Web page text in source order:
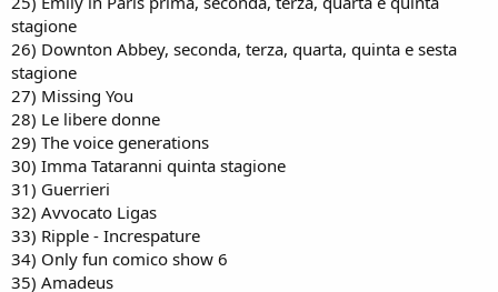
stagione
26) Downton Abbey, seconda, terza, quarta, quinta e sesta
stagione
27) Missing You
28) Le libere donne
29) The voice generations
30) Imma Tataranni quinta stagione
31) Guerrieri
32) Avvocato Ligas
33) Ripple - Increspature
34) Only fun comico show 6
35) Amadeus